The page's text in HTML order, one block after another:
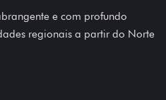
e com profundo
regionais a partir do Norte